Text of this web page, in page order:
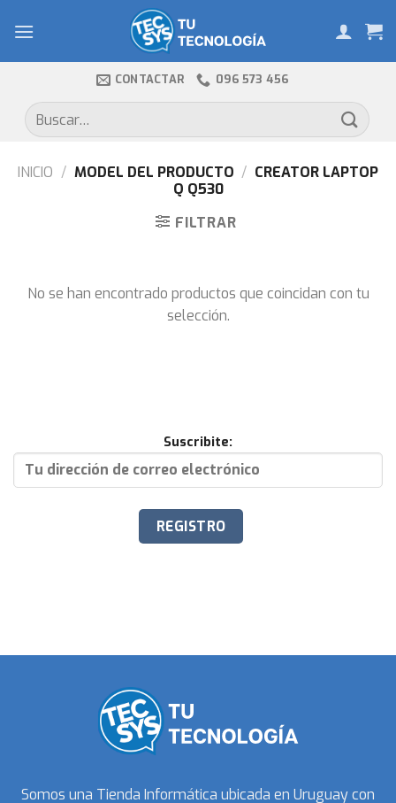
CONTACTAR 096 573 456
Buscar
por:
INICIO / MODEL DEL PRODUCTO / CREATOR LAPTOP
Q Q530
FILTRAR
No se han encontrado productos que coincidan con tu
selección.
Suscribite:
Somos una Tienda Informática ubicada en Uruguay con